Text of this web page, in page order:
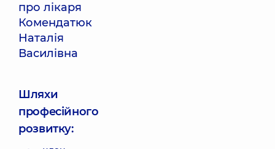
про лікаря
Комендатюк
Наталія
Василівна
Шляхи
професійного
розвитку: